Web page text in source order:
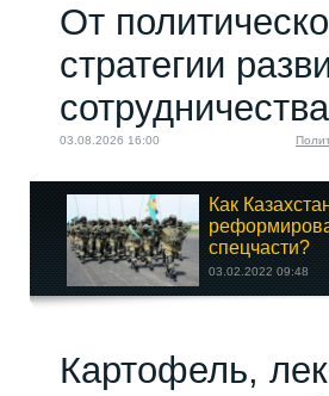
От
стратегии
03.08.2026 16:00
Как
спецчасти?
03.02.2022 09:48
следы ведут в Киев...
09.01.2022 14:09
Картофель,